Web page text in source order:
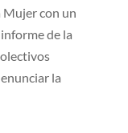
Mujer con un
de la
la